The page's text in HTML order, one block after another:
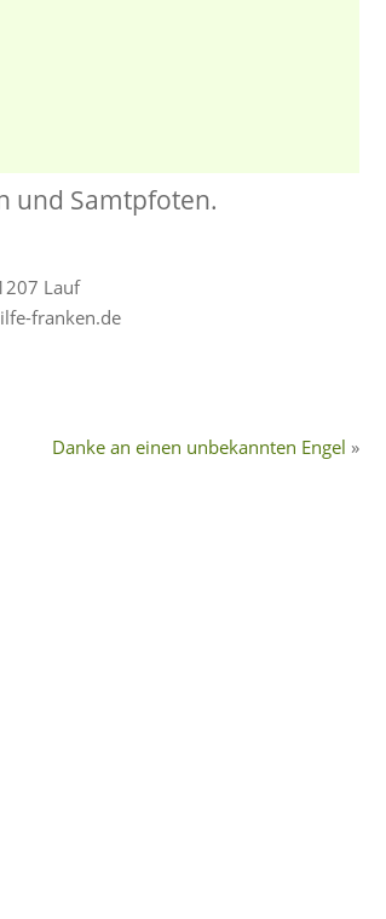
und Samtpfoten.
Lauf
franken.de
Danke an einen unbekannten Engel